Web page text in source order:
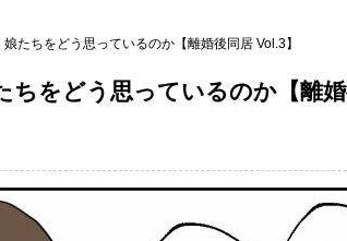
たちをどう思っているのか【離婚後同居 Vol.3】
ちをどう思っているのか【離